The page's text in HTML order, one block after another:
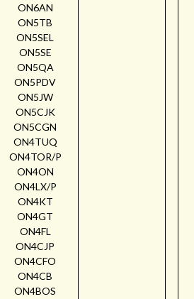
ON6AN
ON5TB
ON5SEL
ON5SE
ON5QA
ON5PDV
ON5JW
ON5CJK
ON5CGN
ON4TUQ
ON4TOR/P
ON4ON
ON4LX/P
ON4KT
ON4GT
ON4FL
ON4CJP
ON4CFO
ON4CB
ON4BOS